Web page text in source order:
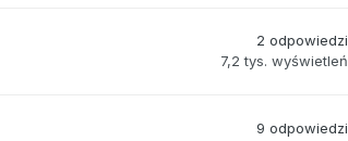
2 odpowiedzi
7,2 tys. wyświetleń
9 odpowiedzi